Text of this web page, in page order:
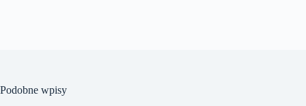
Podobne wpisy